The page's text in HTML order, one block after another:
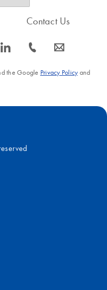
icon_0066_linkedin-s
Contact Us
icon_0072_phone-s icon_0063_envelope-s
the Google Privacy Policyand